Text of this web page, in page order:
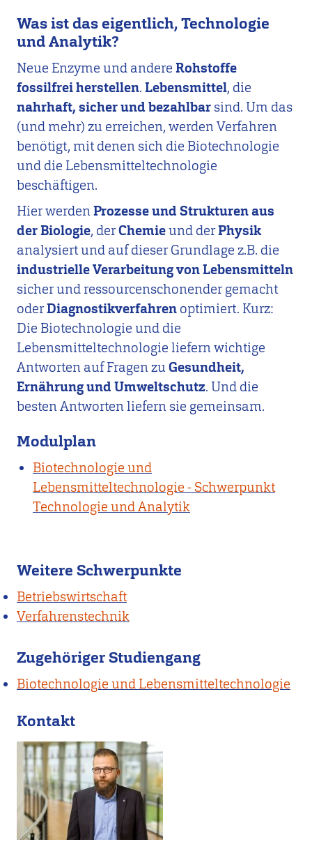
Was ist das eigentlich, Technologie
und Analytik?
Neue Enzyme und andere Rohstoffe
fossilfrei herstellen. Lebensmittel, die
nahrhaft, sicher und bezahlbarsind. Um das
(und mehr) zu erreichen, werden Verfahren
benötigt, mit denen sich die Biotechnologie
und die Lebensmitteltechnologie
beschäftigen.
Hier werdenProzesse und Strukturen aus
der Biologie, derChemieund derPhysik
analysiert und auf dieser Grundlage z.B. die
industrielle Verarbeitung von Lebensmitteln
sicher und ressourcenschonender gemacht
oderDiagnostikverfahren optimiert. Kurz:
Die Biotechnologie und die
Lebensmitteltechnologie liefern wichtige
Antworten auf Fragen zu Gesundheit,
Ernährung und Umweltschutz. Und die
besten Antworten liefern sie gemeinsam.
Modulplan
Biotechnologie und
Lebensmitteltechnologie - Schwerpunkt
Technologie und Analytik
Weitere Schwerpunkte
Betriebswirtschaft
Verfahrenstechnik
Zugehöriger Studiengang
Biotechnologie und Lebensmitteltechnologie
Kontakt